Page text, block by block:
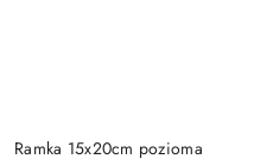
Ramka 15x20cm pozioma